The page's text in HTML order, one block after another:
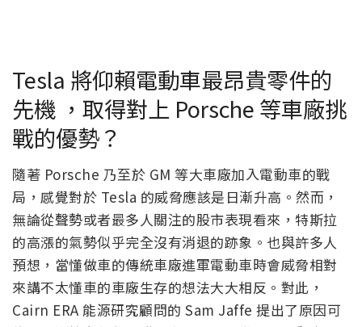
Tesla 將仰賴電動車最昂貴零件的
先機 ，取得對上 Porsche 等車廠挑
戰的優勢？
隨著 Porsche 乃至於 GM 等大車廠加入電動車的戰
局，感覺對於 Tesla 的威脅應該是日漸升高。然而，
無論從聲勢或者最多人關注的股市表現看來，特斯拉
的高漲的氣勢似乎完全沒有消退的跡象。也與許多人
預想，當懂做車的傳統車廠進軍電動車時會威脅相對
來講不太懂車的車廠生存的想法大大相反。對此，
Cairn ERA 能源研究顧問的 Sam Jaffe 提出了原因可